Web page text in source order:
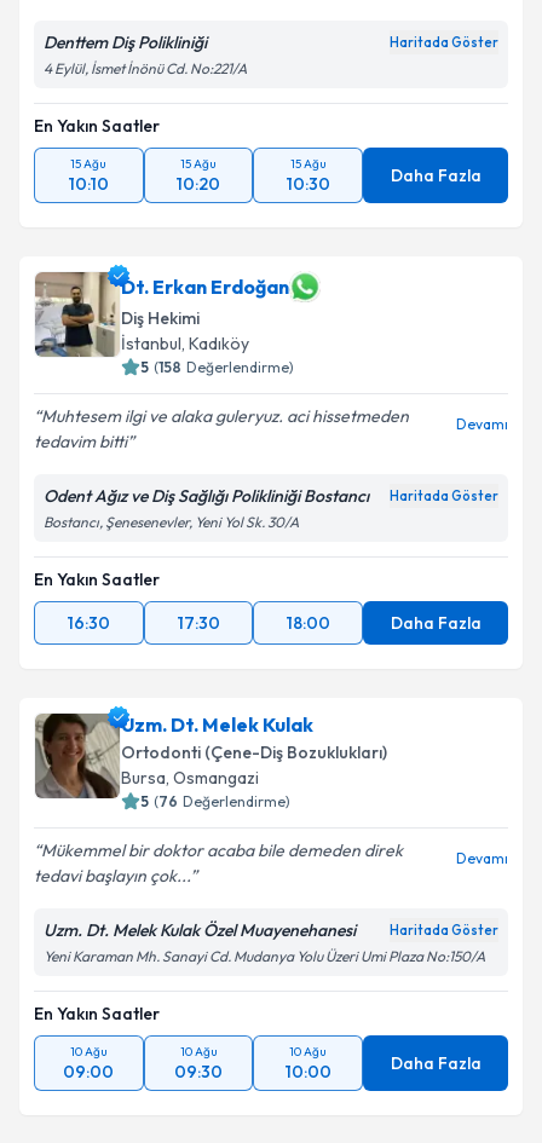
Denttem Diş Polikliniği Haritada Göster
4 Eylül, İsmet İnönü Cd. No:221/A
En Yakın Saatler
15 Ağu
10:10
15 Ağu
10:20
15 Ağu
10:30 Daha Fazla
Dt. Erkan Erdoğan
Diş Hekimi
İstanbul, Kadıköy
5 (158 Değerlendirme)
Muhtesem ilgi ve alaka guleryuz. aci hissetmeden
tedavim bitti
Devamı
Odent Ağız ve Diş Sağlığı Polikliniği Bostancı Haritada Göster
Bostancı, Şenesenevler, Yeni Yol Sk. 30/A
En Yakın Saatler
16:30
17:30 18:00 Daha Fazla
Uzm. Dt. Melek Kulak
Ortodonti (Çene-Diş Bozuklukları)
Bursa, Osmangazi
5 (76 Değerlendirme)
Mükemmel bir doktor acaba bile demeden direk
tedavi başlayın çok...
Devamı
Uzm. Dt. Melek Kulak Özel Muayenehanesi Haritada Göster
Yeni Karaman Mh. Sanayi Cd. Mudanya Yolu Üzeri Umi Plaza No:150/A
En Yakın Saatler
10 Ağu
09:00
10 Ağu
09:30
10 Ağu
10:00 Daha Fazla